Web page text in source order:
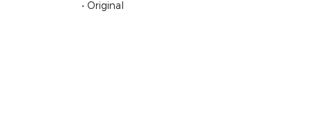
• Original